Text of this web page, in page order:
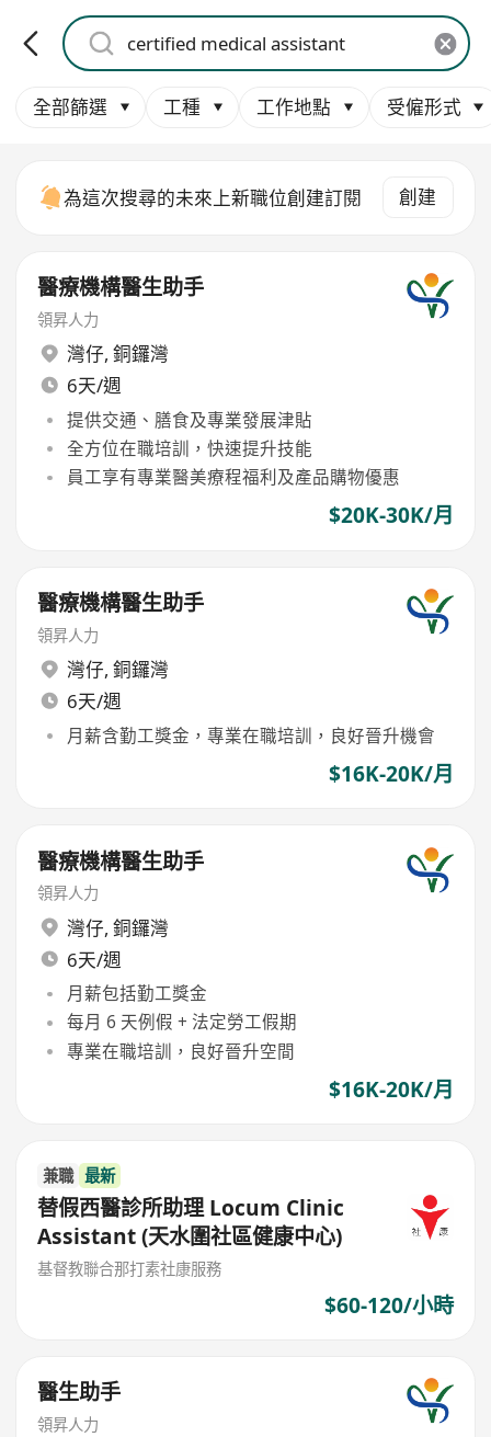
全部篩選 工種 工作地點 受僱形式
為這次搜尋的未來上新職位創建訂閱 創建
醫療機構醫生助手
領昇人力
灣仔, 銅鑼灣
6天/週
提供交通、膳食及專業發展津貼
全方位在職培訓，快速提升技能
員工享有專業醫美療程福利及產品購物優惠
$20K-30K/月
醫療機構醫生助手
領昇人力
灣仔, 銅鑼灣
6天/週
月薪含勤工獎金，專業在職培訓，良好晉升機會
$16K-20K/月
醫療機構醫生助手
領昇人力
灣仔, 銅鑼灣
6天/週
月薪包括勤工獎金
每月 6 天例假 + 法定勞工假期
專業在職培訓，良好晉升空間
$16K-20K/月
兼職 最新
替假西醫診所助理 Locum Clinic
Assistant (天水圍社區健康中心)
基督教聯合那打素社康服務
$60-120/小時
醫生助手
領昇人力